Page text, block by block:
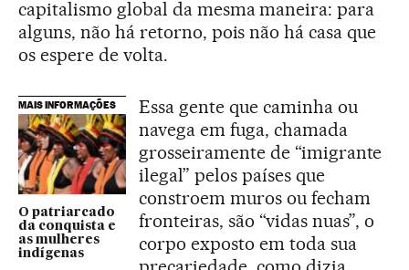
capitalismo global da mesma maneira: para
alguns, não há retorno, pois não há casa que
os espere de volta.
MAIS INFORMAÇÕES
O patriarcado
da conquista e
as mulheres
indígenas
Essa gente que caminha ou
navega em fuga, chamada
grosseiramente de “imigrante
ilegal” pelos países que
constroem muros ou fecham
fronteiras, são “vidas nuas”, o
corpo exposto em toda sua